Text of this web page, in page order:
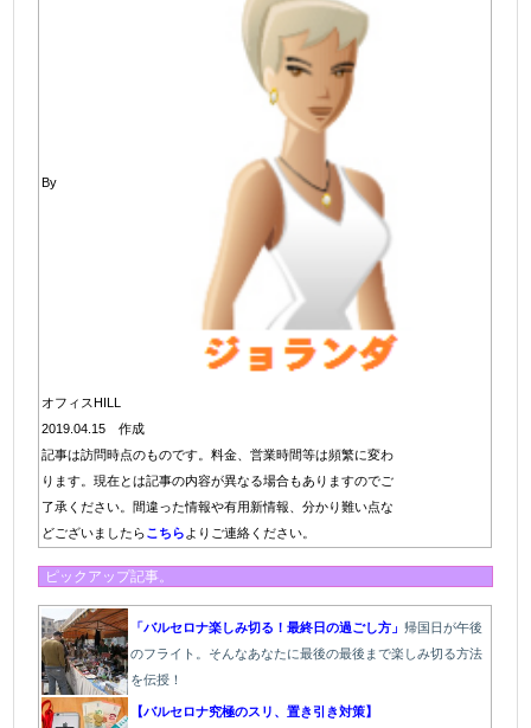
By
オフィスHILL
2019.04.15 作成
記事は訪問時点のものです。料金、営業時間等は頻繁に変わ
ります。現在とは記事の内容が異なる場合もありますのでご
了承ください。間違った情報や有用新情報、分かり難い点な
どございましたらこちら よりご連絡ください。
ピックアップ記事。
「バルセロナ楽しみ切る！最終日の過ごし方」帰国日が午後
のフライト。そんなあなたに最後の最後まで楽しみ切る方法
を伝授！
【バルセロナ究極のスリ、置き引き対策】